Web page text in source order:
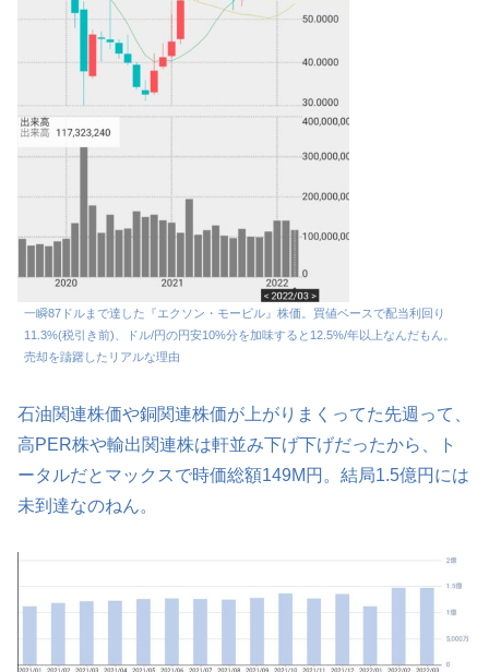
一瞬87ドルまで達した『エクソン・モービル』株価。買値ベースで配当利回り
11.3%(税引き前)、ドル/円の円安10%分を加味すると12.5%/年以上なんだもん。
売却を躊躇したリアルな理由
石油関連株価や銅関連株価が上がりまくってた先週って、
高PER株や輸出関連株は軒並み下げ下げだったから、ト
ータルだとマックスで時価総額149M円。結局1.5億円には
未到達なのねん。